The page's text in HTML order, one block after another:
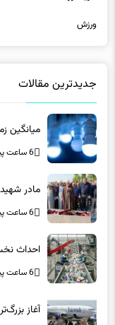
ورزش
جدیدترین مقالات
میانگین
6 ساعت پیش
مادر
6 ساعت پیش
احداث
6 ساعت پیش
آغاز